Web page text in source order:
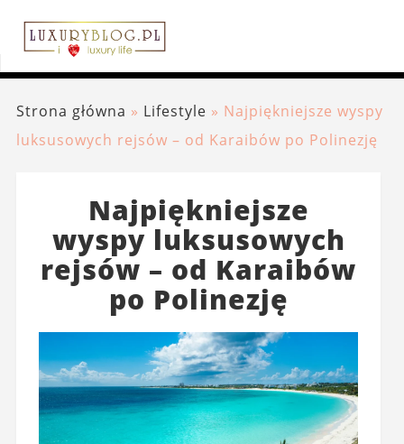
Strona główna » Lifestyle » Najpiękniejsze wyspy
luksusowych rejsów – od Karaibów po Polinezję
Najpiękniejsze
wyspy luksusowych
rejsów – od Karaibów
po Polinezję